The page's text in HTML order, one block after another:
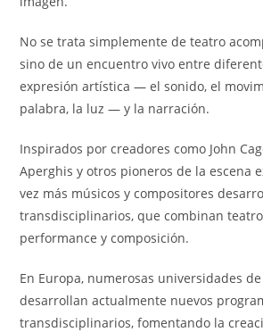
No se trata simplemente de teatro
sino de un encuentro vivo entre
expresión artística — el sonido, el
palabra, la luz — y la narración.
Inspirados por creadores como John
Aperghis y otros pioneros de la escena
vez más músicos y compositores
transdisciplinarios, que combinan
performance y composición.
En Europa, numerosas universidades
desarrollan actualmente nuevos
transdisciplinarios, fomentando la